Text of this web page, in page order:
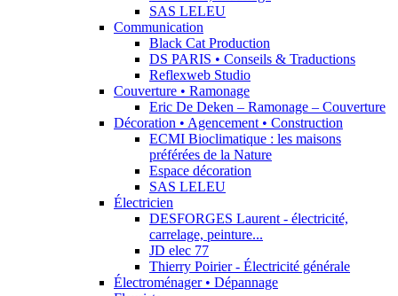
SAS LELEU
Communication
Black Cat Production
DS PARIS • Conseils & Traductions
Reflexweb Studio
Couverture • Ramonage
Eric De Deken – Ramonage – Couverture
Décoration • Agencement • Construction
ECMI Bioclimatique : les maisons
préférées de la Nature
Espace décoration
SAS LELEU
Électricien
DESFORGES Laurent - électricité,
carrelage, peinture...
JD elec 77
Thierry Poirier - Électricité générale
Électroménager • Dépannage